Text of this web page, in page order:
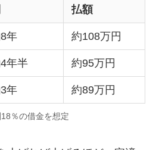
払額
年 約108万円
年半 約95万円
年 約89万円
％の借金を想定